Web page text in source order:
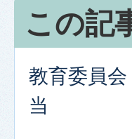
この記
教育委員
当